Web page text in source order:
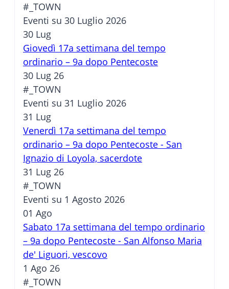
#_TOWN
Eventi su 30 Luglio 2026
30 Lug
Giovedì 17a settimana del tempo
ordinario – 9a dopo Pentecoste
30 Lug 26
#_TOWN
Eventi su 31 Luglio 2026
31 Lug
Venerdì 17a settimana del tempo
ordinario – 9a dopo Pentecoste - San
Ignazio di Loyola, sacerdote
31 Lug 26
#_TOWN
Eventi su 1 Agosto 2026
01 Ago
Sabato 17a settimana del tempo ordinario
– 9a dopo Pentecoste - San Alfonso Maria
de' Liguori, vescovo
1 Ago 26
#_TOWN